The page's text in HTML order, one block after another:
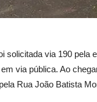
solicitada via 190 pela
via pública. Ao
Rua João Batista